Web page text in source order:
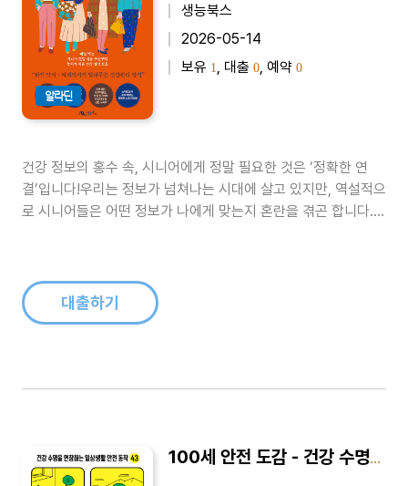
알라딘
생능북스
2026-05-14
보유 1 , 대출 0 , 예약 0
건강 정보의 홍수 속, 시니어에게 정말 필요한 것은 ‘정확한 연
결’입니다!우리는 정보가 넘쳐나는 시대에 살고 있지만, 역설적으
로 시니어들은 어떤 정보가 나에게 맞는지 혼란을 겪곤 합니다.
니다. 몸에 좋다고..
대출하기
100세 안전 도감 - 건강 수명을 연장하는 일상생활 안전 동작 43